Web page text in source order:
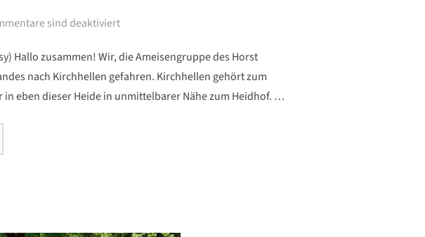
sind deaktiviert
Hallo zusammen! Wir, die Ameisengruppe des Horst
nach Kirchhellen gefahren. Kirchhellen gehört zum
eben dieser Heide in unmittelbarer Nähe zum Heidhof. …
2025“